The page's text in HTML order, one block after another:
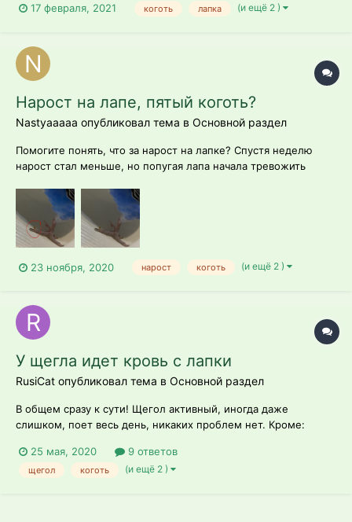
17 февраля, 2021 коготь лапка (и ещё 2 )
Нарост на лапе, пятый коготь?
Nastyaaaaa опубликовал тема в Основной раздел
Помогите понять, что за нарост на лапке? Спустя неделю
нарост стал меньше, но попугая лапа начала тревожить
Ванночки, мази, помогите нам ??
23 ноября, 2020 нарост коготь (и ещё 2 )
У щегла идет кровь с лапки
RusiCat опубликовал тема в Основной раздел
В общем сразу к сути! Щегол активный, иногда даже
слишком, поет весь день, никаких проблем нет. Кроме:
метался эту минуту. Поставил и у него начала капать кровь.
Сначала испугался, подумал что помет. Взял в руки,
25 мая, 2020 9 ответов
щегол коготь (и ещё 2 )